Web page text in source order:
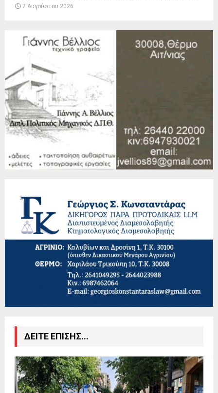
7 Αυγούστου 2026
ΔΕΙΤΕ ΕΠΙΣΗΣ...